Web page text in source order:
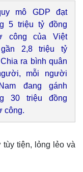
mô GDP đạt
5 triệu tỷ đồng
công của Việt
2,8 triệu tỷ
ra bình quân
mỗi người
đang gánh
30 triệu đồng
công.
tiện, lỏng lẻo và